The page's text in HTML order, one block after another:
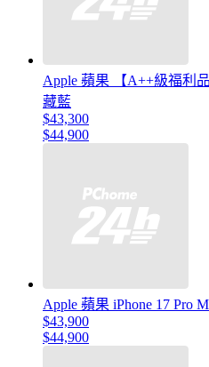
Apple 蘋果 【A++級福利
藏藍
$43,300
$44,900
Apple 蘋果 iPhone 17 Pro
$43,900
$44,900